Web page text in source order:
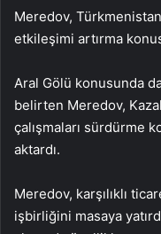
Meredov,
etkileşimi artırma
Aral Gölü konusunda
belirten Meredov,
çalışmaları sürdürme
aktardı.
Meredov, karşılıklı
işbirliğini masaya